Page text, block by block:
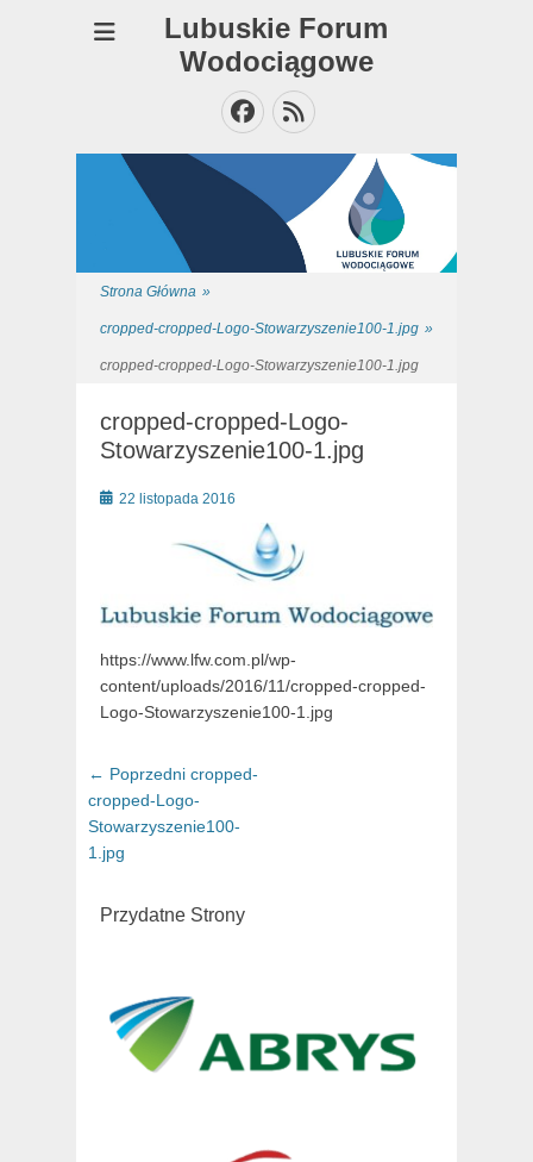
Lubuskie Forum
Wodociągowe
Facebook
Feed
Strona Główna »
cropped-cropped-Logo-Stowarzyszenie100-1.jpg »
cropped-cropped-Logo-Stowarzyszenie100-1.jpg
cropped-cropped-Logo-
Stowarzyszenie100-1.jpg
Posted
22 listopada 2016
https://www.lfw.com.pl/wp-
content/uploads/2016/11/cropped-cropped-
Logo-Stowarzyszenie100-1.jpg
Nawigacja
wpisu
← Poprzedni Poprzedni
artykuł:
cropped-
cropped-Logo-
Stowarzyszenie100-
1.jpg
Przydatne Strony